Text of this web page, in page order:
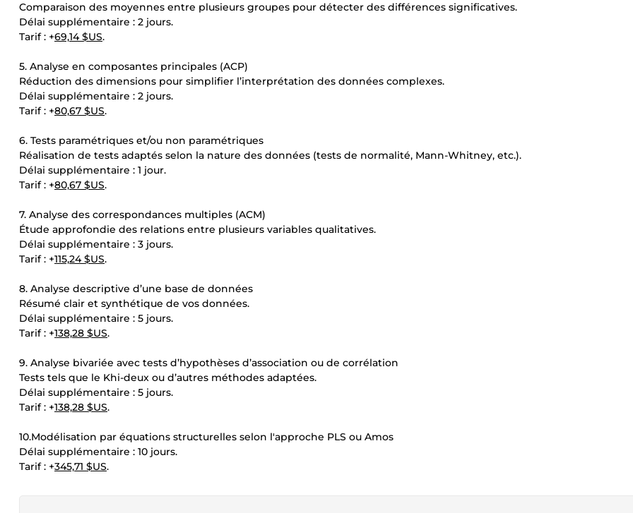
Comparaison des moyennes entre plusieurs groupes pour détecter des différences significatives.
Délai supplémentaire : 2 jours.
Tarif : +69,14 $US.
5. Analyse en composantes principales (ACP)
Réduction des dimensions pour simplifier l’interprétation des données complexes.
Délai supplémentaire : 2 jours.
Tarif : +80,67 $US.
6. Tests paramétriques et/ou non paramétriques
Réalisation de tests adaptés selon la nature des données (tests de normalité, Mann-Whitney, etc.).
Délai supplémentaire : 1 jour.
Tarif : +80,67 $US.
7. Analyse des correspondances multiples (ACM)
Étude approfondie des relations entre plusieurs variables qualitatives.
Délai supplémentaire : 3 jours.
Tarif : +115,24 $US.
8. Analyse descriptive d’une base de données
Résumé clair et synthétique de vos données.
Délai supplémentaire : 5 jours.
Tarif : +138,28 $US.
9. Analyse bivariée avec tests d’hypothèses d’association ou de corrélation
Tests tels que le Khi-deux ou d’autres méthodes adaptées.
Délai supplémentaire : 5 jours.
Tarif : +138,28 $US.
10.Modélisation par équations structurelles selon l'approche PLS ou Amos
Délai supplémentaire : 10 jours.
Tarif : +345,71 $US.